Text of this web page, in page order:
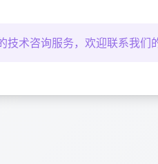
术咨询服务，欢迎联系我们